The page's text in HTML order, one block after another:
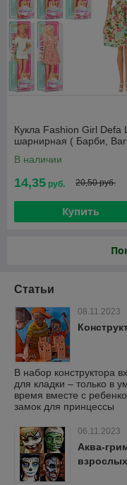
Кукла Fashion Girl Defa
шарнирная ( Барби,
В наличии
14,35 руб. 20,50 руб.
Купить
Статьи
08.11.2023
В набор конструктора
для кладки – только в
время вместе с
замок для принцессы
06.11.2023
Аква-
взрослых